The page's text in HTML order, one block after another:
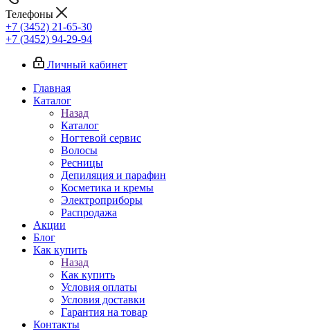
Телефоны
+7 (3452) 21-65-30
+7 (3452) 94-29-94
Личный кабинет
Главная
Каталог
Назад
Каталог
Ногтевой сервис
Волосы
Ресницы
Депиляция и парафин
Косметика и кремы
Электроприборы
Распродажа
Акции
Блог
Как купить
Назад
Как купить
Условия оплаты
Условия доставки
Гарантия на товар
Контакты